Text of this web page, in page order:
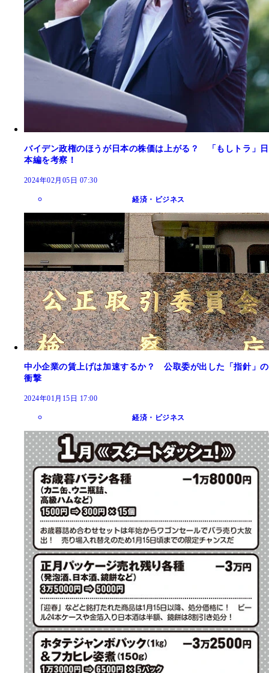
バイデン政権のほうが日本の株価は上がる？ 「もしトラ」日
本編を考察！
2024年02月05日 07:30
経済・ビジネス
中小企業の賃上げは加速するか？ 公取委が出した「指針」の
衝撃
2024年01月15日 17:00
経済・ビジネス